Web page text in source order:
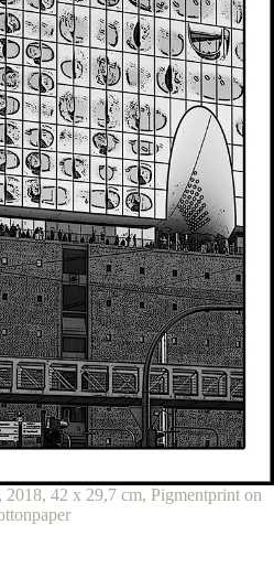
2018, 42 x 29,7 cm, Pigmentprint on